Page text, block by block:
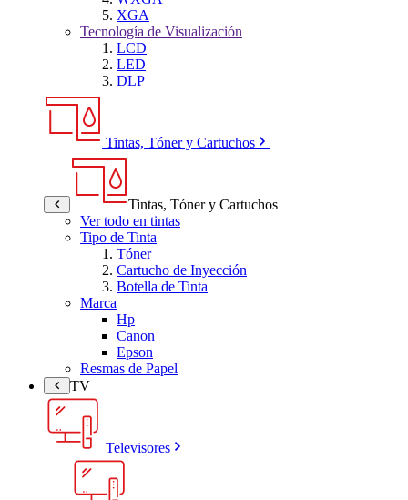
XGA
Tecnología de Visualización
LCD
LED
DLP
Tintas, Tóner y Cartuchos
Tintas, Tóner y Cartuchos
Ver todo en tintas
Tipo de Tinta
Tóner
Cartucho de Inyección
Botella de Tinta
Marca
Hp
Canon
Epson
Resmas de Papel
TV
Televisores